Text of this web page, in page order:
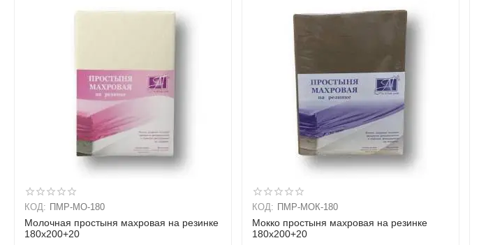
КОД: ПМР-МО-180
Молочная простыня махровая на резинке
180х200+20
КОД: ПМР-МОК-180
Мокко простыня махровая на резинке
180х200+20